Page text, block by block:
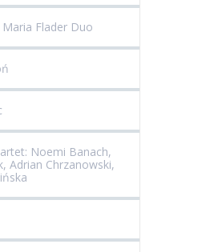
Maria Flader Duo
Noemi Banach,
Adrian Chrzanowski,